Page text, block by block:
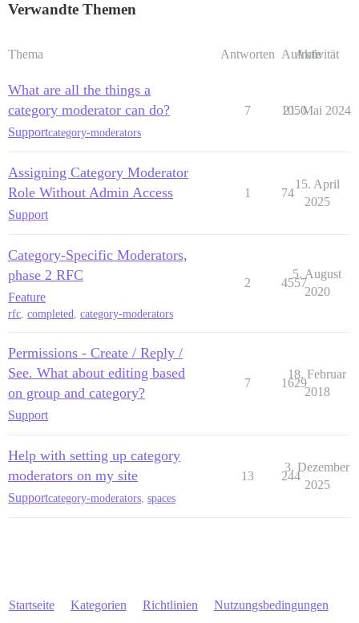
Verwandte Themen
Thema Antworten Aufrufe
Aktivität
What are all the things a
category moderator can do?
Supportcategory-moderators
7 1050
21. Mai 2024
Assigning Category Moderator
Role Without Admin Access
Support
1 74
15. April
2025
Category-Specific Moderators,
phase 2 RFC
Feature
rfc, completed, category-moderators
2 4557
5. August
2020
Permissions - Create / Reply /
See. What about editing based
on group and category?
Support
7 1629
18. Februar
2018
Help with setting up category
moderators on my site
Supportcategory-moderators spaces
13 244
3. Dezember
2025
Startseite Kategorien Richtlinien Nutzungsbedingungen